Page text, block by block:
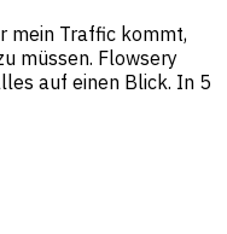
mein Traffic kommt,
müssen. Flowsery
auf einen Blick. In 5